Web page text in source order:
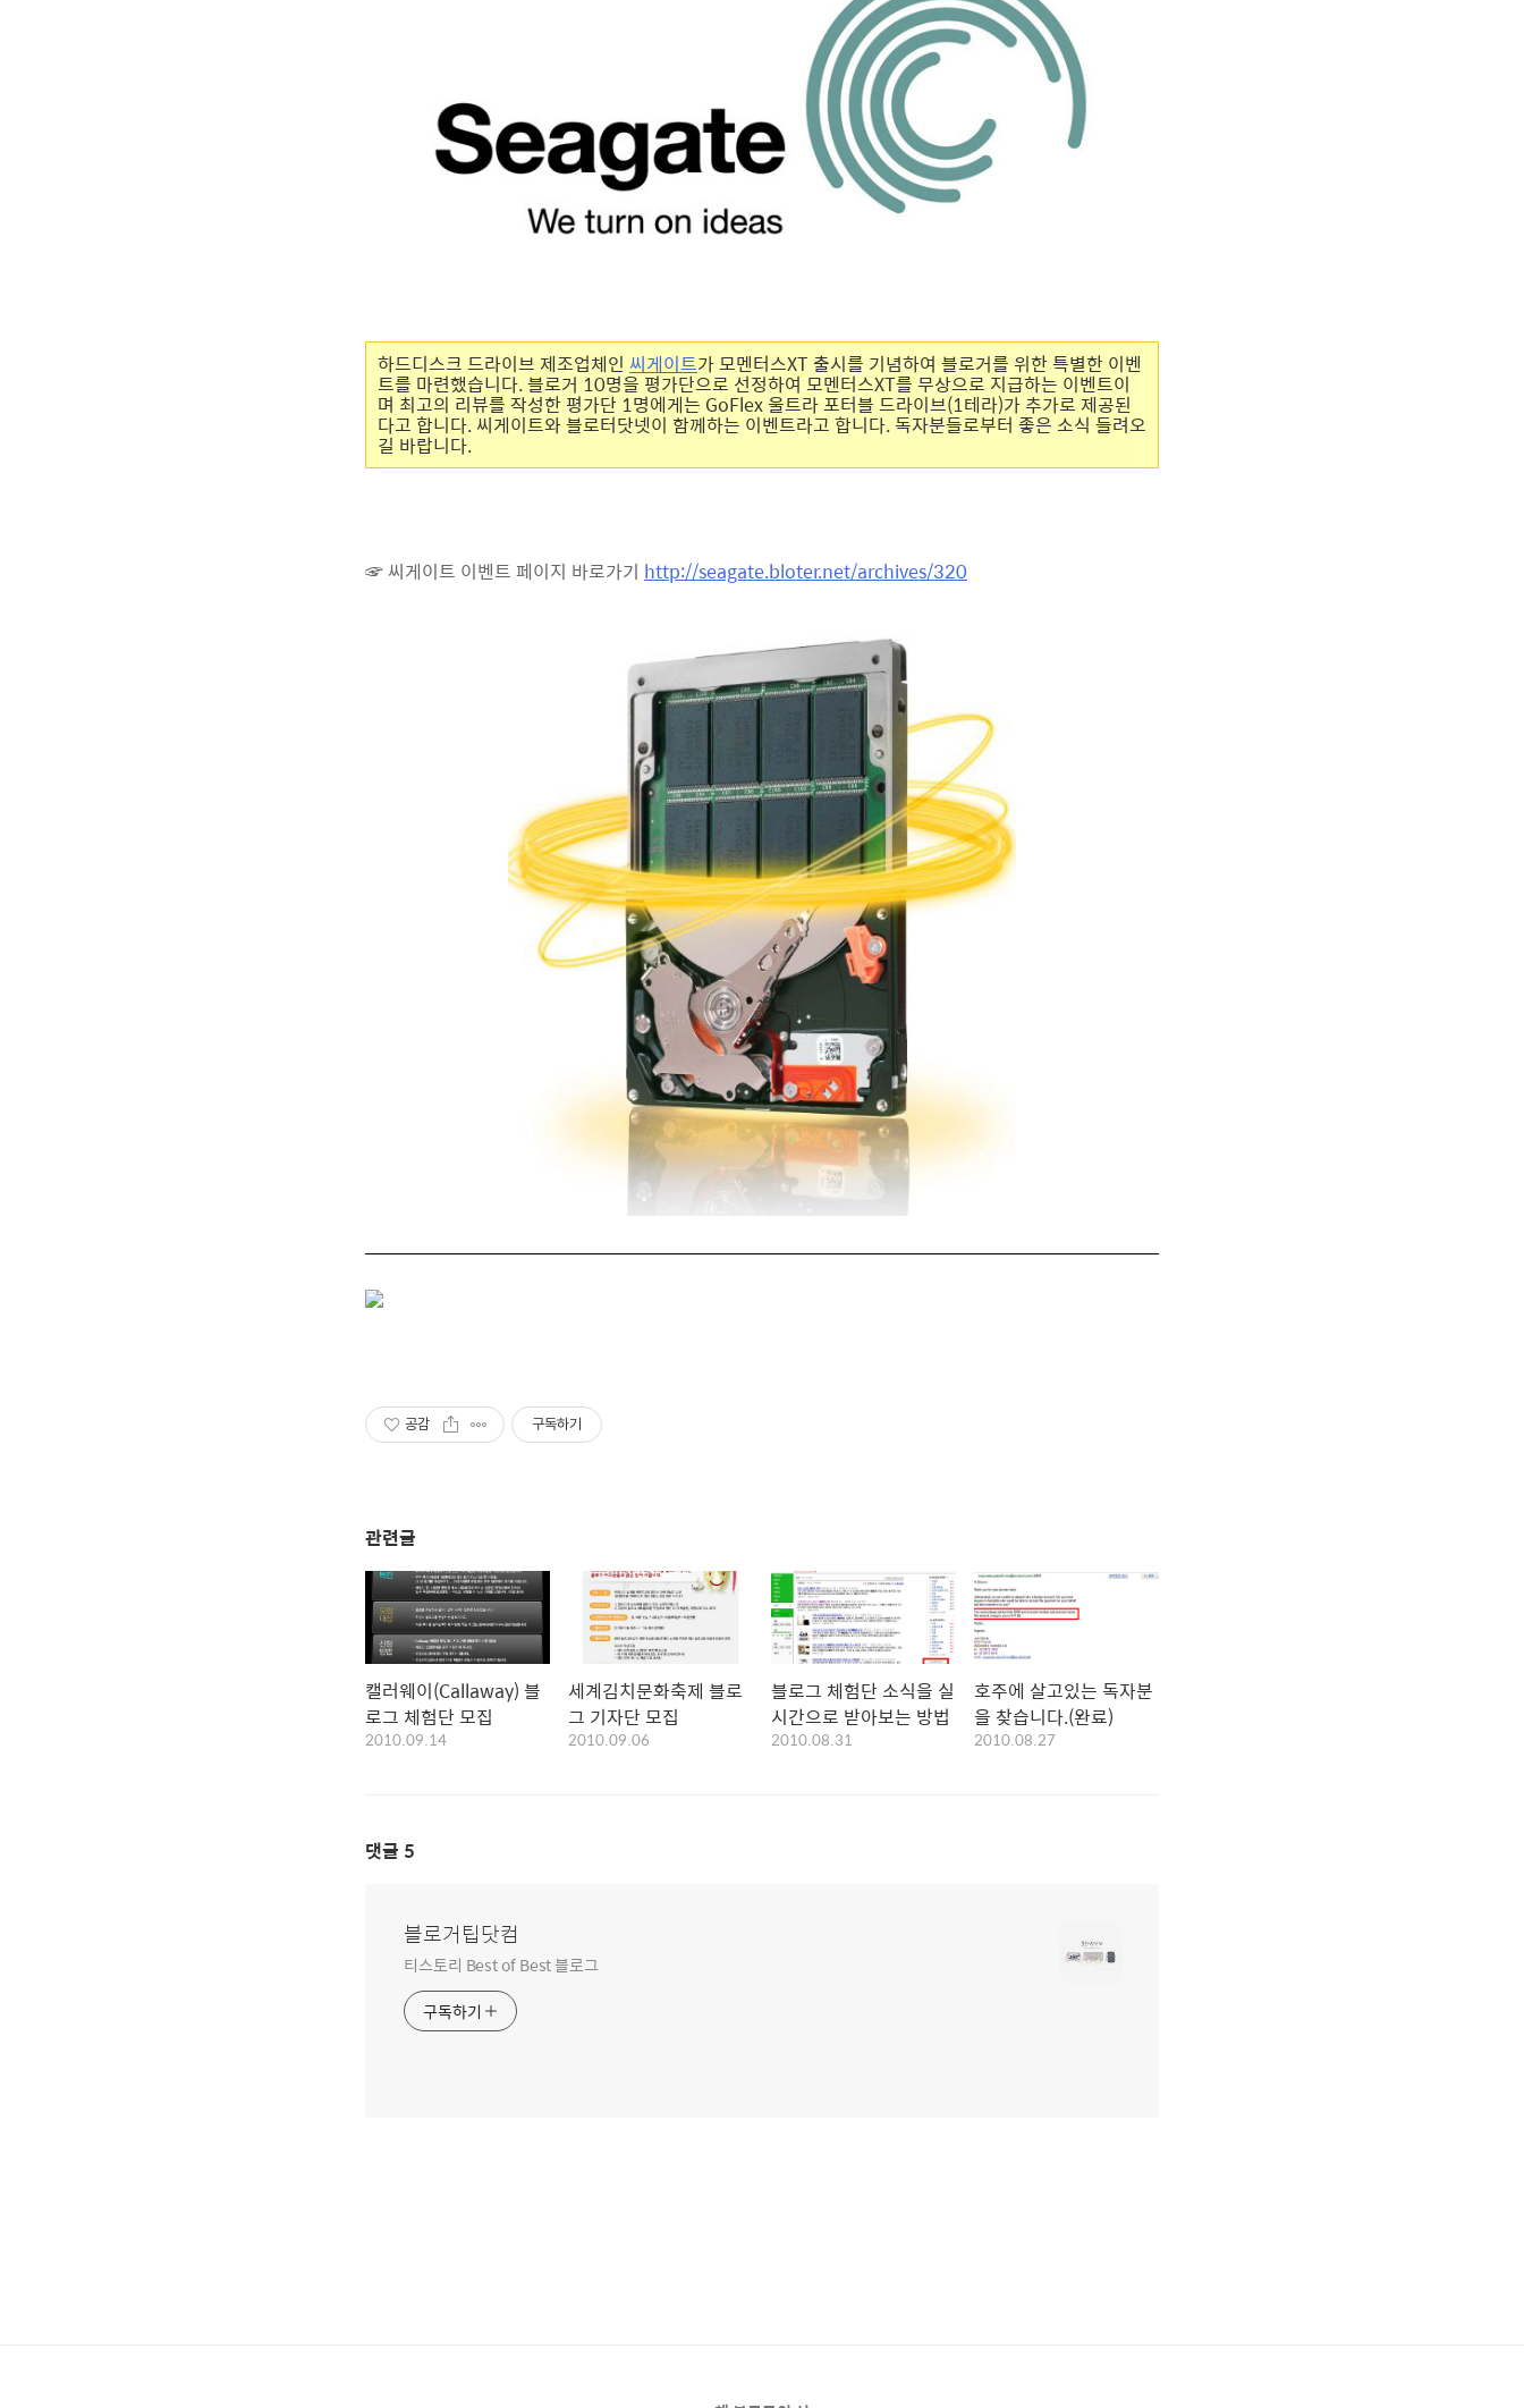
하드디스크 드라이브 제조업체인 씨게이트가 모멘터스XT 출시를 기념하여 블로거를 위한 특별한 이벤
트를 마련했습니다. 블로거 10명을 평가단으로 선정하여 모멘터스XT를 무상으로 지급하는 이벤트이
며 최고의 리뷰를 작성한 평가단 1명에게는 GoFlex 울트라 포터블 드라이브(1테라)가 추가로 제공된
다고 합니다. 씨게이트와 블로터닷넷이 함께하는 이벤트라고 합니다. 독자분들로부터 좋은 소식 들려오
길 바랍니다.
☞ 씨게이트 이벤트 페이지 바로가기 http://seagate.bloter.net/archives/320
공감 구독하기
관련글
캘러웨이(Callaway) 블
로그 체험단 모집
2010.09.14
세계김치문화축제 블로
그 기자단 모집
2010.09.06
블로그 체험단 소식을 실
시간으로 받아보는 방법
2010.08.31
호주에 살고있는 독자분
을 찾습니다.(완료)
2010.08.27
댓글 5
블로거팁닷컴
티스토리 Best of Best 블로그
구독하기